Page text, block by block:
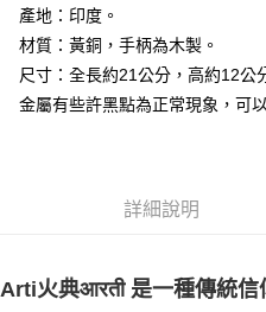
全家取貨付款
每筆NT$80，滿NT$3,000(含以上
7-11取貨付款
每筆NT$80，滿NT$3,000(含以
產地：印度。
材質：黃銅，手柄為木製。
尺寸：全長約21公分，高約12公
金屬有些許黑點為正常現象，可
詳細說明
Arti火典आरती 是一種傳統